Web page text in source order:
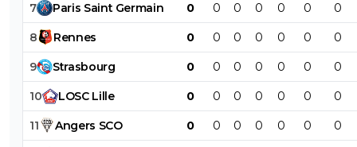
7 Paris Saint Germain 0 0 0 0 0 0 0
8 Rennes 0 0 0 0 0 0 0
9 Strasbourg 0 0 0 0 0 0 0
10 LOSC Lille 0 0 0 0 0 0 0
11 Angers SCO 0 0 0 0 0 0 0